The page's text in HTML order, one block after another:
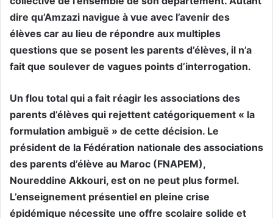
dire qu’Amzazi navigue à vue avec l’avenir des
élèves car au lieu de répondre aux multiples
questions que se posent les parents d’élèves, il n’a
fait que soulever de vagues points d’interrogation.
Un flou total qui a fait réagir les associations des
parents d’élèves qui rejettent catégoriquement « la
formulation ambiguë » de cette décision. Le
président de la Fédération nationale des associations
des parents d’élève au Maroc (FNAPEM),
Noureddine Akkouri, est on ne peut plus formel.
L’enseignement présentiel en pleine crise
épidémique nécessite une offre scolaire solide et